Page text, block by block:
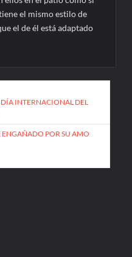
el mismo estilo de
el de él está adaptado
DÍA INTERNACIONAL DEL
ENGAÑADO POR SU AMO